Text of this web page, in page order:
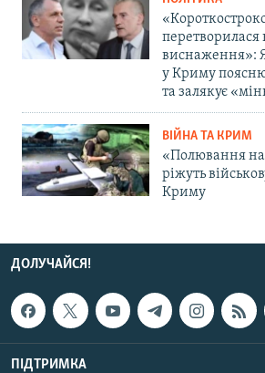
перетворилася
виснаження»:
у Криму
та залякує
ВІЙНА ТА КРИМ
«Полювання
ріжуть
Криму
ДОЛУЧАЙСЯ!
ПІДТРИМКА